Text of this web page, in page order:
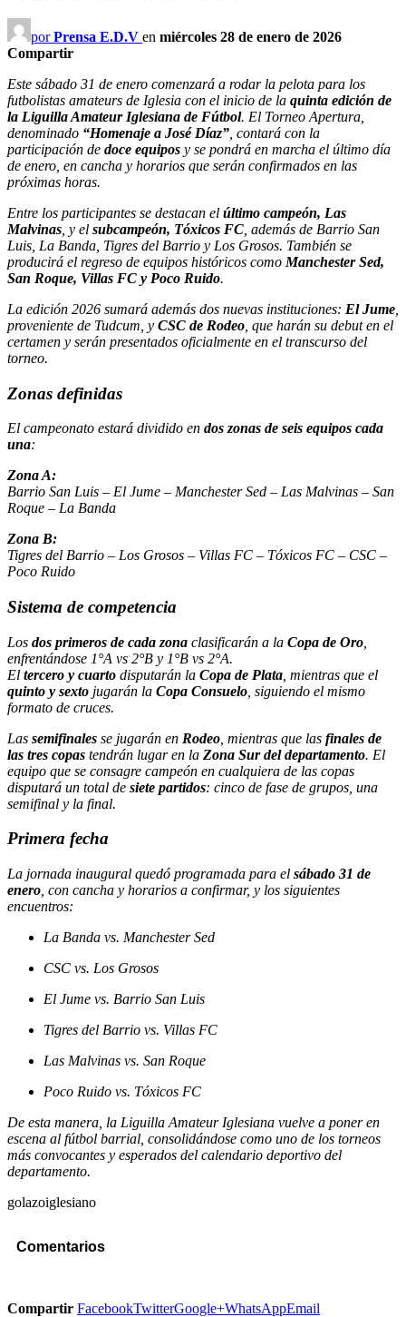
porPrensa E.D.V en miércoles 28 de enero de 2026
Compartir
Este sábado 31 de enero comenzará a rodar la pelota para los
futbolistas amateurs de Iglesia con el inicio de la quinta edición de
la Liguilla Amateur Iglesiana de Fútbol. El Torneo Apertura,
denominado “Homenaje a José Díaz” , contará con la
participación de doce equipos y se pondrá en marcha el último día
de enero, en cancha y horarios que serán confirmados en las
próximas horas.
Entre los participantes se destacan el último campeón, Las
Malvinas , y el subcampeón, Tóxicos FC , además de Barrio San
Luis, La Banda, Tigres del Barrio y Los Grosos. También se
producirá el regreso de equipos históricos como Manchester Sed,
San Roque, Villas FC y Poco Ruido.
La edición 2026 sumará además dos nuevas instituciones: El Jume
proveniente de Tudcum, y CSC de Rodeo , que harán su debut en el
certamen y serán presentados oficialmente en el transcurso del
torneo.
Zonas definidas
El campeonato estará dividido en dos zonas de seis equipos cada
una:
Zona A:
Barrio San Luis – El Jume – Manchester Sed – Las Malvinas – San
Roque – La Banda
Zona B:
Tigres del Barrio – Los Grosos – Villas FC – Tóxicos FC – CSC –
Poco Ruido
Sistema de competencia
Los dos primeros de cada zona clasificarán a la Copa de Oro
enfrentándose 1°A vs 2°B y 1°B vs 2°A.
El tercero y cuarto disputarán la Copa de Plata , mientras que el
quinto y sexto jugarán la Copa Consuelo , siguiendo el mismo
formato de cruces.
Las semifinales se jugarán en Rodeo , mientras que las finales de
las tres copas tendrán lugar en la Zona Sur del departamento. El
equipo que se consagre campeón en cualquiera de las copas
disputará un total de siete partidos: cinco de fase de grupos, una
semifinal y la final.
Primera fecha
La jornada inaugural quedó programada para el sábado 31 de
enero , con cancha y horarios a confirmar, y los siguientes
encuentros:
La Banda vs. Manchester Sed
CSC vs. Los Grosos
El Jume vs. Barrio San Luis
Tigres del Barrio vs. Villas FC
Las Malvinas vs. San Roque
Poco Ruido vs. Tóxicos FC
De esta manera, la Liguilla Amateur Iglesiana vuelve a poner en
escena al fútbol barrial, consolidándose como uno de los torneos
más convocantes y esperados del calendario deportivo del
departamento.
golazoiglesiano
Comentarios
Compartir FacebookTwitterGoogle+WhatsAppEmail